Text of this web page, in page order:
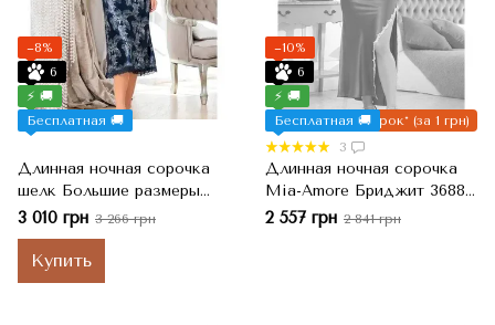
−8%
6
⚡ 🚚
Бесплатная 🚚
Длинная ночная сорочка
шелк Большие размеры
Mia-Amore Ванесса 3778,
3XL
3 010 грн 3 266 грн
Купить
Подарок* (за 1 грн)
−10%
6
⚡ 🚚
Бесплатная 🚚
3
Длинная ночная сорочка
Mia-Amore Бриджит 3688
Натуральный шелк, S
2 557 грн 2 841 грн